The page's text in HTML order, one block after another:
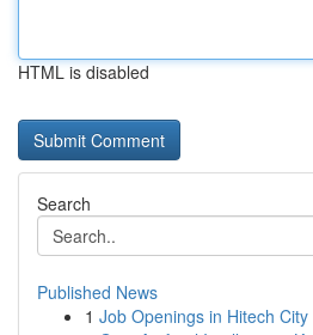
HTML is disabled
Search
Published News
1 Job Openings in Hitech